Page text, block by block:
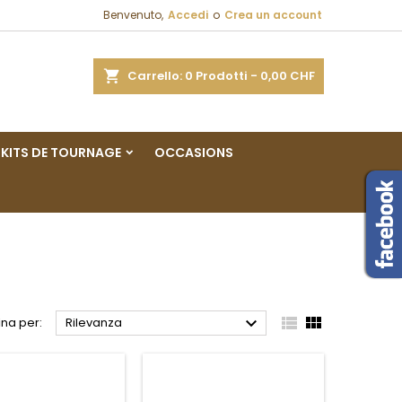
Benvenuto, Accedi o Crea un account
Carrello 0 Prodotti - 0,00 CHF
KITS DE TOURNAGE OCCASIONS
per: Rilevanza   